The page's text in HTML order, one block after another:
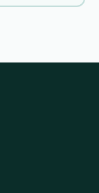
reduce el
causar efectos
que también
niveles de
de
cesación.